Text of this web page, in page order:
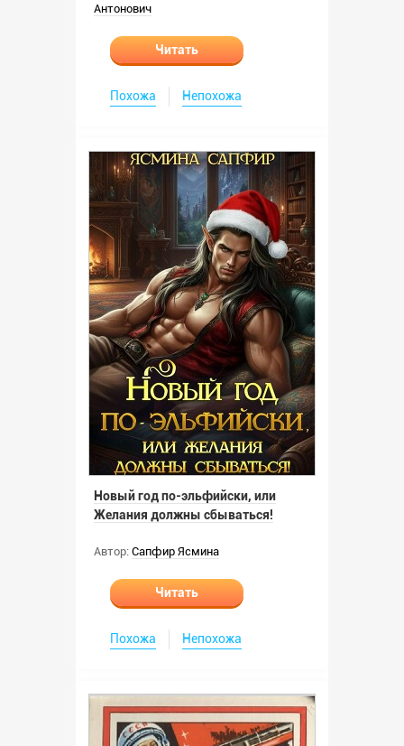
Антонович
Читать
Похожа Непохожа
Новый год по-эльфийски, или
Желания должны сбываться!
Автор: Сапфир Ясмина
Читать
Похожа Непохожа